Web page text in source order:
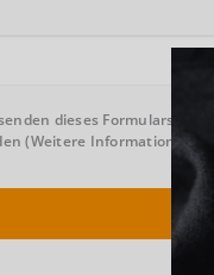
dieses Formulars
(Weitere Informationen